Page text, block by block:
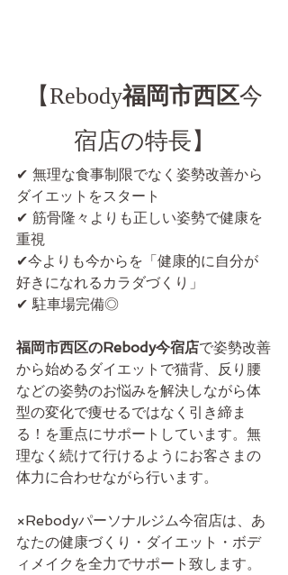
【Rebody福岡市西区今
宿店の特長】
✔ 無理な食事制限でなく姿勢改善から
ダイエットをスタート
✔ 筋骨隆々よりも正しい姿勢で健康を
重視
✔今よりも今からを「健康的に自分が
好きになれるカラダづくり」
✔ 駐車場完備◎
福岡市西区のRebody今宿店で姿勢改善
から始めるダイエットで猫背、反り腰
などの姿勢のお悩みを解決しながら体
型の変化で痩せるではなく引き締ま
る！を重点にサポートしています。無
理なく続けて行けるようにお客さまの
体力に合わせながら行います。
×Rebodyパーソナルジム今宿店は、あ
なたの健康づくり・ダイエット・ボデ
ィメイクを全力でサポート致します。